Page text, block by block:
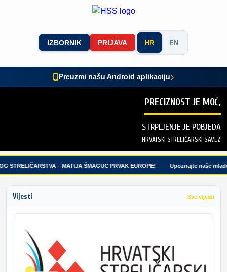
IZBORNIK PRIJAVA HR EN
Preuzmi našu Android aplikaciju
PRECIZNOST JE MOĆ,
STRPLJENJE JE POBJEDA
HRVATSKI STRELIČARSKI SAVEZ
STRELIČARSTVA – MATIJA ŠMAGUC PRVAK EUROPE! Upoznajte naše
Vijesti Sve vijesti